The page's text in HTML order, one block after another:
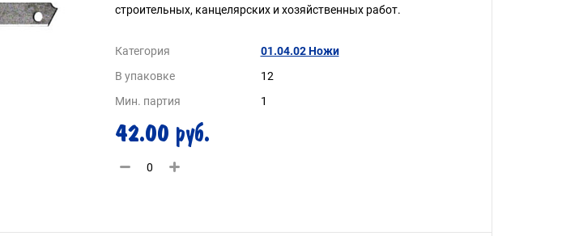
строительных, канцелярских и хозяйственных работ.
Категория
01.04.02 Ножи
В упаковке
12
Мин. партия
1
42.00 руб.